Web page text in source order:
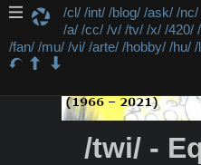
/cl/ /int/ /blog/ /ask/ /nc/
/a/ /cc/ /v/ /tv/ /x/ /420/
/fan/ /mu/ /vi/ /arte/ /hobby/ /hu/ /
/twi/ -